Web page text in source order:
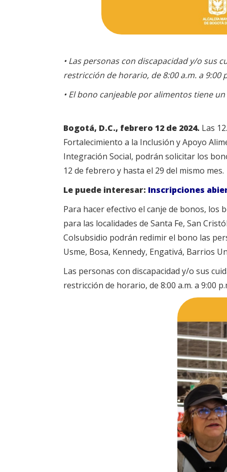
• Las personas con discapacidad y/o sus
restricción de horario, de 8:00 a.m. a 9:00
• El bono canjeable por alimentos tiene
Bogotá, D.C., febrero 12 de 2024. Las
Fortalecimiento a la Inclusión y Apoyo
Integración Social, podrán solicitar los
12 de febrero y hasta el 29 del mismo mes.
Le puede interesar: Inscripciones
Para hacer efectivo el canje de bonos, los
para las localidades de Santa Fe, San
Colsubsidio podrán redimir el bono las
Usme, Bosa, Kennedy, Engativá, Barrios
Las personas con discapacidad y/o sus
restricción de horario, de 8:00 a.m. a 9:00